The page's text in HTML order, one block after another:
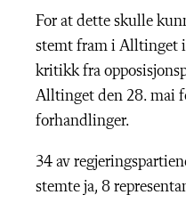
For at dette skulle
stemt fram i Alltinget
kritikk fra
Alltinget den 28. mai
forhandlinger.
34 av
stemte ja, 8